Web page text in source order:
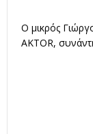
Ο μικρός
AKTOR,